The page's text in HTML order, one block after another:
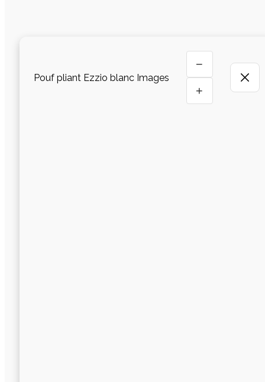
Pouf pliant Ezzio blanc Images
−
+